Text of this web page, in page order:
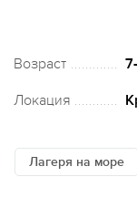
Возраст
Локация
Лагеря на море